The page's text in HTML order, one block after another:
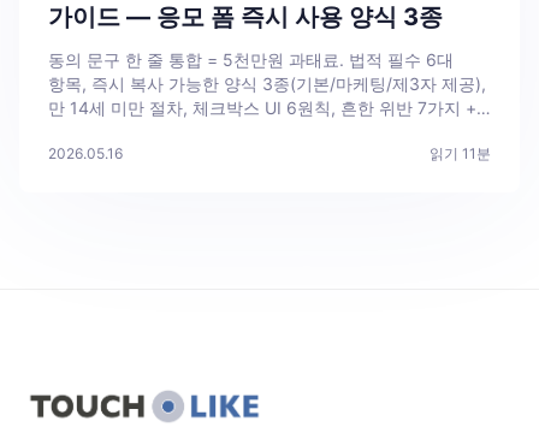
가이드 — 응모 폼 즉시 사용 양식 3종
동의 문구 한 줄 통합 = 5천만원 과태료. 법적 필수 6대
항목, 즉시 복사 가능한 양식 3종(기본/마케팅/제3자 제공),
만 14세 미만 절차, 체크박스 UI 6원칙, 흔한 위반 7가지 +
2026.05.16 읽기 11 분